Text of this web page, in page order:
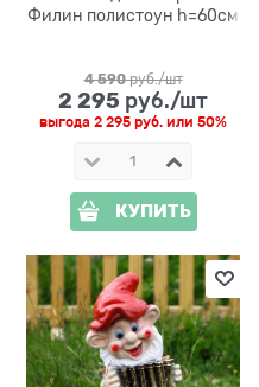
Филин полистоун h=60см
4 590 руб./шт
2 295 руб./шт
выгода 2 295 руб. или 50%
КУПИТЬ